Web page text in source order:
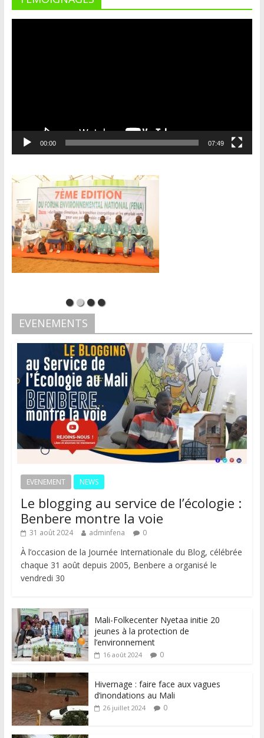
00:00 07:49
EVENEMENTS
EVENEMENT NEWS
Le blogging au service de l’écologie :
Benbere montre la voie
31 août 2024 adminfena 0
À l’occasion de la Journée Internationale du Blog, célébrée
chaque 31 août depuis 2005, Benbere a organisé le
vendredi 30
Mali-Folkecenter Nyetaa initie 20
jeunes à la protection de
l’environnement
16 août 2024 0
Hivernage : faire face aux vagues
d’inondations au Mali
26 juillet 2024 0